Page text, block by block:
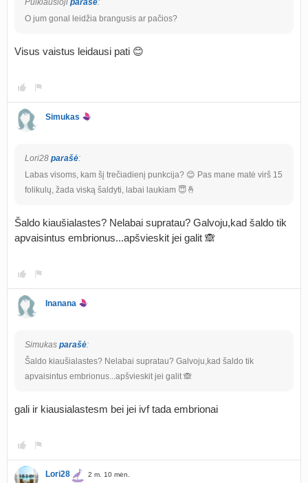
Puikiausioji parašė:
O jum gonal leidžia brangusis ar pačios?
Visus vaistus leidausi pati 😊
Simukas
Lori28 parašė:
Labas visoms, kam šį trečiadienį punkcija? 😊 Pas mane matė virš 15
folikulų, žada viską šaldyti, labai laukiam 😇🤞
Šaldo kiaušialastes? Nelabai supratau? Galvoju,kad šaldo tik
apvaisintus embrionus...apšvieskit jei galit 🙈
Inanana
Simukas parašė:
Šaldo kiaušialastes? Nelabai supratau? Galvoju,kad šaldo tik
apvaisintus embrionus...apšvieskit jei galit 🙈
gali ir kiausialastesm bei jei ivf tada embrionai
Lori28 2 m. 10 mėn.